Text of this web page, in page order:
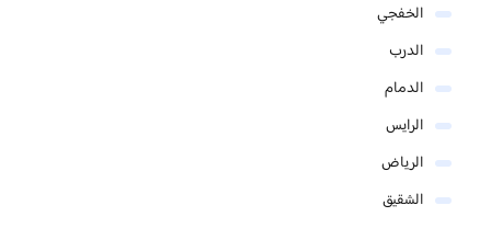
الخفجي
الدرب
الدمام
الرايس
الرياض
الشقيق